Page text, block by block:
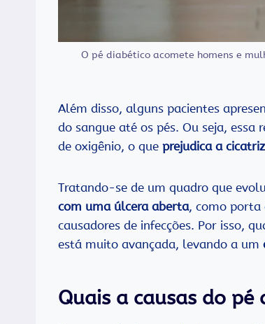
O pé diabético acomete homens e
Além disso, alguns pacientes
do sangue até os pés. Ou seja, essa
de oxigênio, o que prejudica a
Tratando-se de um quadro que
com uma úlcera aberta, como porta
causadores de infecções. Por isso,
está muito avançada, levando a um
Quais a causas do pé